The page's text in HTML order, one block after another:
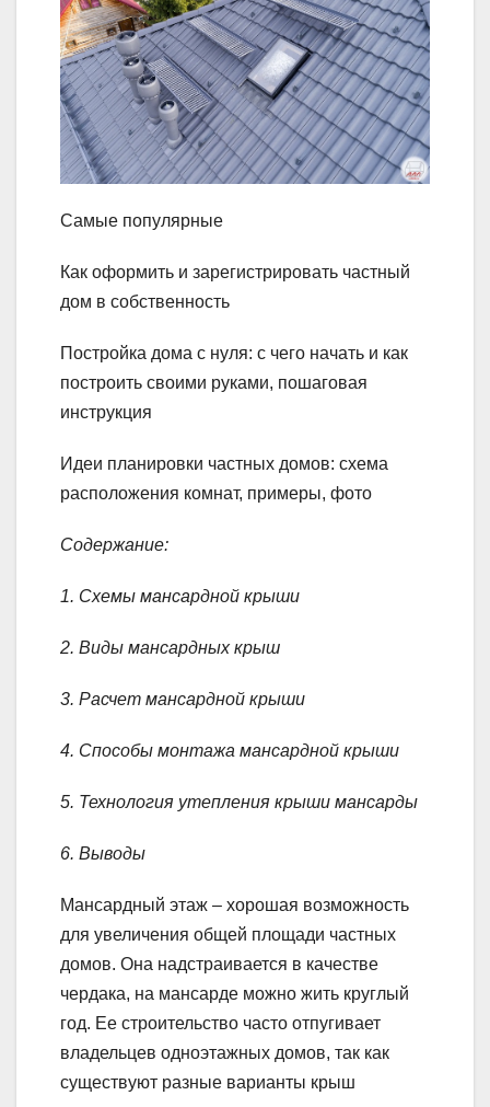
Самые популярные
Как оформить и зарегистрировать частный
дом в собственность
Постройка дома с нуля: с чего начать и как
построить своими руками, пошаговая
инструкция
Идеи планировки частных домов: схема
расположения комнат, примеры, фото
Содержание:
1. Схемы мансардной крыши
2. Виды мансардных крыш
3. Расчет мансардной крыши
4. Способы монтажа мансардной крыши
5. Технология утепления крыши мансарды
6. Выводы
Мансардный этаж – хорошая возможность
для увеличения общей площади частных
домов. Она надстраивается в качестве
чердака, на мансарде можно жить круглый
год. Ее строительство часто отпугивает
владельцев одноэтажных домов, так как
существуют разные варианты крыш